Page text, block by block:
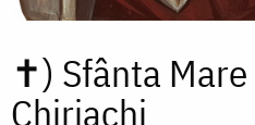
✝) Sfânta
Chiriachi